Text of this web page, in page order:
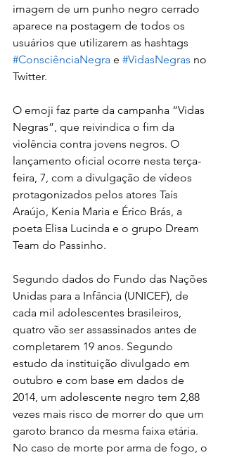
imagem de um punho negro cerrado
aparece na postagem de todos os
usuários que utilizarem as hashtags
#ConsciênciaNegra e #VidasNegras no
Twitter.
O emoji faz parte da campanha “Vidas
Negras”, que reivindica o fim da
violência contra jovens negros. O
lançamento oficial ocorre nesta terça-
feira, 7, com a divulgação de vídeos
protagonizados pelos atores Taís
Araújo, Kenia Maria e Érico Brás, a
poeta Elisa Lucinda e o grupo Dream
Team do Passinho.
Segundo dados do Fundo das Nações
Unidas para a Infância (UNICEF), de
cada mil adolescentes brasileiros,
quatro vão ser assassinados antes de
completarem 19 anos. Segundo
estudo da instituição divulgado em
outubro e com base em dados de
2014, um adolescente negro tem 2,88
vezes mais risco de morrer do que um
garoto branco da mesma faixa etária.
No caso de morte por arma de fogo, o